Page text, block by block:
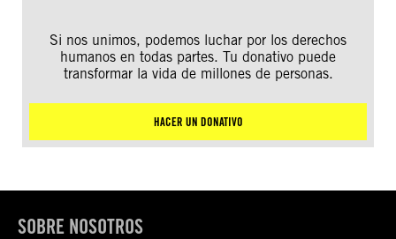
Si nos unimos, podemos luchar por los derechos
humanos en todas partes. Tu donativo puede
transformar la vida de millones de personas.
HACER UN DONATIVO
SOBRE NOSOTROS